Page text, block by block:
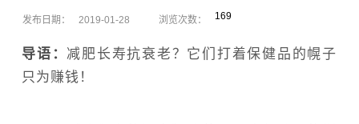
发布日期： 2019-01-28 浏览次数： 169
导语： 减肥长寿抗衰老？它们打着保健品的幌子
只为赚钱！